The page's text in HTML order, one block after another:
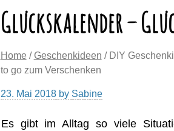
Glückskalender –
Home / Geschenkideen / DIY
to go zum Verschenken
23. Mai 2018by Sabine
Es gibt im Alltag so viele